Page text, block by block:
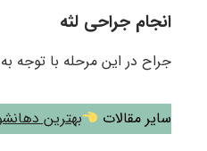
انجام جراحی لثه
جراح در این مرحله با توجه
سایر مقالات بهترین